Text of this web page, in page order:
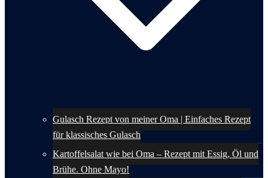
Gulasch Rezept von meiner Oma | Einfaches Rezept
für klassisches Gulasch
Kartoffelsalat wie bei Oma – Rezept mit Essig, Öl und
Brühe. Ohne Mayo!